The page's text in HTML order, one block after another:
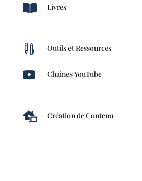
 Livres
 Outils et Ressources
 Chaînes YouTube
 Création de Contenu